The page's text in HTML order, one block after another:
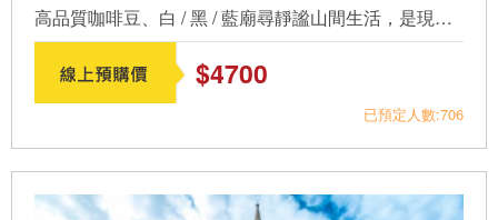
高品質咖啡豆、白 / 黑 / 藍廟尋靜謐山間生活，是現代的清萊...
$4700
已預定人數:706